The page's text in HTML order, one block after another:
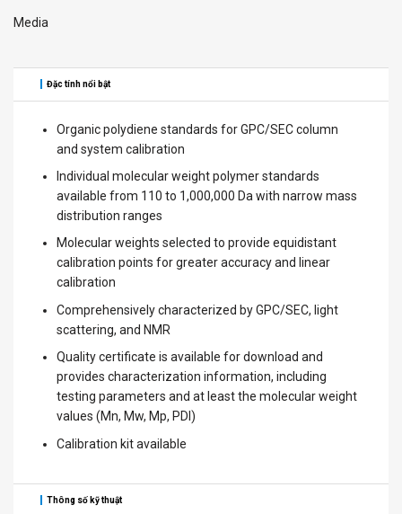
Media
Đặc tính nổi bật
Organic polydiene standards for GPC/SEC column
and system calibration
Individual molecular weight polymer standards
available from 110 to 1,000,000 Da with narrow mass
distribution ranges
Molecular weights selected to provide equidistant
calibration points for greater accuracy and linear
calibration
Comprehensively characterized by GPC/SEC, light
scattering, and NMR
Quality certificate is available for download and
provides characterization information, including
testing parameters and at least the molecular weight
values (Mn, Mw, Mp, PDI)
Calibration kit available
Thông số kỹ thuật